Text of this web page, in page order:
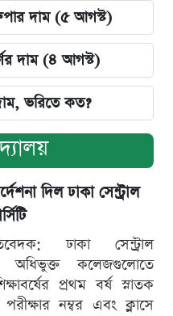
দাম (৫ আগস্ট)
দাম (৪ আগস্ট)
ভরিতে কত?
দিল ঢাকা সেন্ট্রাল
ঢাকা সেন্ট্রাল
অধিভুক্ত কলেজগুলোতে
প্রথম বর্ষ স্নাতক
পরীক্ষার নম্বর এবং ক্লাসে